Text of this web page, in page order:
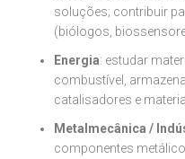
soluções; contribuir
(biólogos,
Energia: estudar
combustível,
catalisadores e
Metalmecânica /
componentes